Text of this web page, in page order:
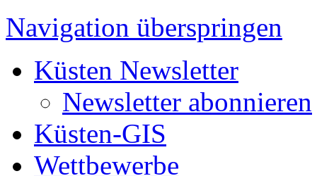
Navigation überspringen
Küsten Newsletter
Newsletter abonnieren
Küsten-GIS
Wettbewerbe